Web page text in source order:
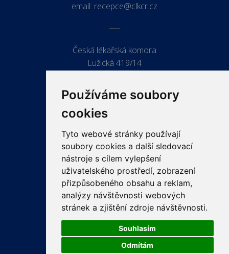
Používáme soubory
cookies
Tyto webové stránky používají
soubory cookies a další sledovací
nástroje s cílem vylepšení
uživatelského prostředí, zobrazení
přizpůsobeného obsahu a reklam,
analýzy návštěvnosti webových
stránek a zjištění zdroje návštěvnosti.
Souhlasím
Odmítám
email: recepce@clkcr.cz
Česká lékařská komora
Lužická 419/14
ODKAZY
PRO LÉKAŘE
PRO VEŘEJNOST
VZDĚLÁVÁNÍ